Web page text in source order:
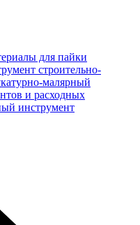
для пайки
строительно-
малярный
и расходных
инструмент